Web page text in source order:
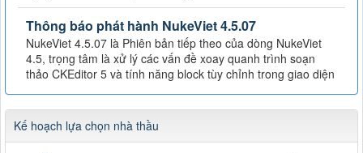
Thông báo phát hành NukeViet 4.5.07
NukeViet 4.5.07 là Phiên bản tiếp theo của dòng NukeViet
4.5, trọng tâm là xử lý các vấn đề xoay quanh trình soạn
thảo CKEditor 5 và tính năng block tùy chỉnh trong giao diện
Kế hoạch lựa chọn nhà thầu